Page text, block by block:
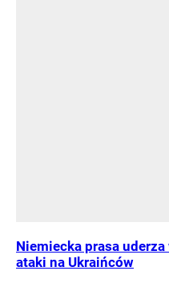
Niemiecka prasa
ataki na Ukraińców